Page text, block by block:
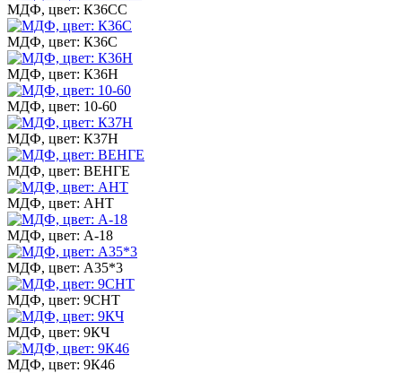
МДФ, цвет: К36СС
МДФ, цвет: К36С
МДФ, цвет: К36Н
МДФ, цвет: 10-60
МДФ, цвет: К37Н
МДФ, цвет: ВЕНГЕ
МДФ, цвет: АНТ
МДФ, цвет: А-18
МДФ, цвет: А35*3
МДФ, цвет: 9СНТ
МДФ, цвет: 9КЧ
МДФ, цвет: 9К46